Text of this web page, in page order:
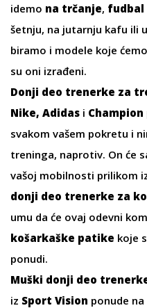
idemo na trčanje, fudbal
šetnju, na jutarnju kafu ili
biramo i modele koje
su oni izrađeni.
Donji deo trenerke za
Nike, Adidas i Champion
svakom vašem pokretu i
treninga, naprotiv. On će
vašoj mobilnosti prilikom
donji deo trenerke za
umu da će ovaj odevni
košarkaške patike koje
ponudi.
Muški donji deo
iz Sport Vision ponude